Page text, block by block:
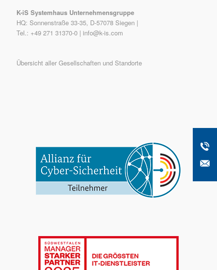
K-iS Systemhaus Unternehmensgruppe
HQ: Sonnenstraße 33-35, D-57078 Siegen |
Tel.: +49 271 31370-0 | info@k-is.com
Übersicht aller Gesellschaften und Standorte